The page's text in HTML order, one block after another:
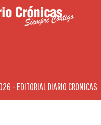
- EDITORIAL DIARIO CRONICAS